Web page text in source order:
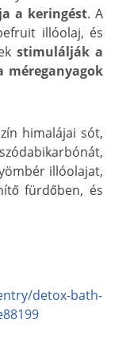
a keringést. A
illóolaj, és
stimulálják a
méreganyagok
himalájai sót,
illóolajat,
fürdőben, és
detox-bath-